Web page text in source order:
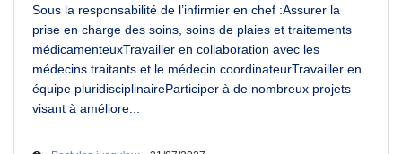
Sous la responsabilité de l’infirmier en chef :Assurer la
prise en charge des soins, soins de plaies et traitements
médicamenteuxTravailler en collaboration avec les
médecins traitants et le médecin coordinateurTravailler en
équipe pluridisciplinaireParticiper à de nombreux projets
visant à améliore